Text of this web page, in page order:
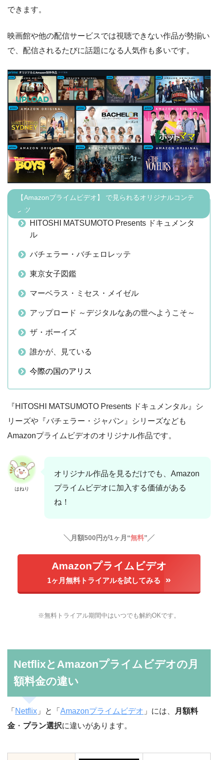
できます。
映画館や他の配信サービスでは視聴できない作品が勢揃い
で、配信されるたびに話題になる人気作も多いです。
【Amazonプライムビデオ】 で見られるオリジナルコンテ
ンツ
HITOSHI MATSUMOTO Presents ドキュメンタ
ル
バチェラー・バチェロレッテ
東京女子図鑑
マーベラス・ミセス・メイゼル
アップロード ～デジタルなあの世へようこそ～
ザ・ボーイズ
誰かが、見ている
今際の国のアリス
『HITOSHI MATSUMOTO Presents ドキュメンタル』シ
リーズや『バチェラー・ジャパン』シリーズなども
Amazonプライムビデオのオリジナル作品です。
はねり
オリジナル作品を見るだけでも、Amazon
プライムビデオに加入する価値がある
ね！
╲月額500円が1ヶ月“無料”╱
Amazonプライムビデオ
1ヶ月無料トライアルを試してみる
※無料トライアル期間中はいつでも解約OKです。
NetflixとAmazonプライムビデオの月
額料金の違い
「 Netflix 」と「 Amazonプライムビデオ 」には、
月額料
金 ・ プラン選択に違いがあります。